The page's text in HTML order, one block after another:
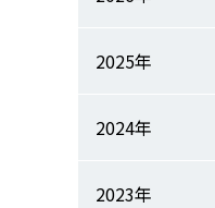
2025年
2024年
2023年